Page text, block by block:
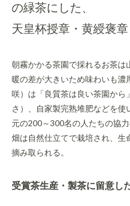
の緑茶にした、
天皇杯授章・黄綬褒
朝霧かかる茶園で採れるお茶は
暖の差が大きいため味わいも濃
咲）は「良質茶は良い茶園から
さ）、自家製完熟堆肥などを
元の200～300名の人たちの協
畑は自然仕立てで栽培され、生
摘み取られる。
受賞茶生産・製茶に留意し